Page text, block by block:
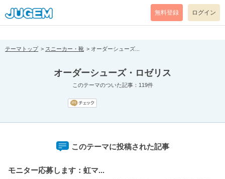
[pear_error: message="Success" code=0 mode=return level=notice
prefix="" info=""]
無料登録 ログイン
テーマトップ スニーカー・靴 オーダーシューズ...
オーダーシューズ・ロゼリス
このテーマのついた記事：119件
このテーマに投稿された記事
モニター応募します：虹マ...